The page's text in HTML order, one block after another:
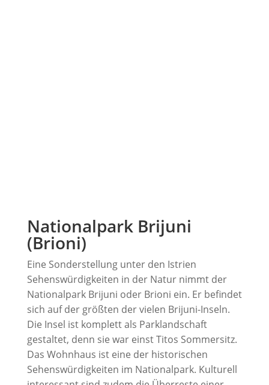
Nationalpark Brijuni
(Brioni)
Eine Sonderstellung unter den Istrien
Sehenswürdigkeiten in der Natur nimmt der
Nationalpark Brijuni oder Brioni ein. Er befindet
sich auf der größten der vielen Brijuni-Inseln.
Die Insel ist komplett als Parklandschaft
gestaltet, denn sie war einst Titos Sommersitz.
Das Wohnhaus ist eine der historischen
Sehenswürdigkeiten im Nationalpark. Kulturell